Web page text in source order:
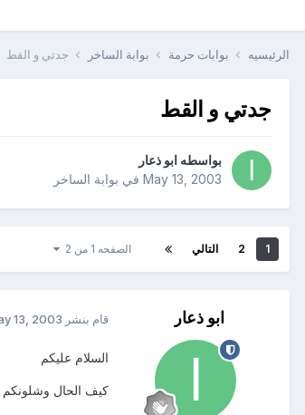
الرئيسيه بوابات حرمة بوابة الساخر جدتي و القط
جدتي و القط
بواسطه ابو ذعار
May 13, 2003 في بوابة الساخر
1
2 التالي الصفحه 1 من 2
ابو ذعار قام بنشر 13, 2003
السلام عليكم
كيف الحال